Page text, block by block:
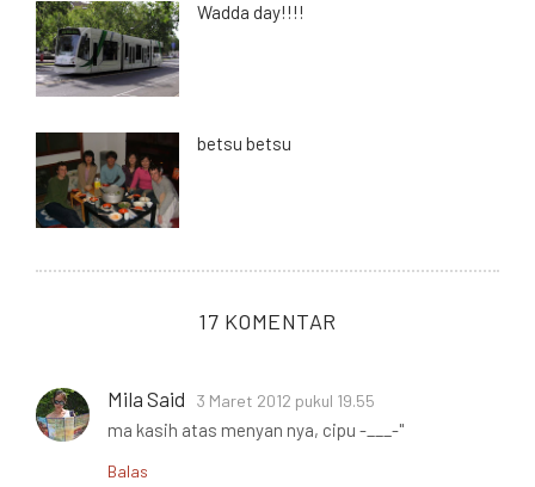
Wadda day!!!!
betsu betsu
17 KOMENTAR
Mila Said 3 Maret 2012 pukul 19.55
ma kasih atas menyan nya, cipu -___-"
Balas